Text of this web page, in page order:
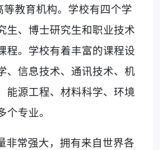
等教育机构。学校有四个学
生、博士研究生和职业技术
程。学校有着丰富的课程设
、信息技术、通讯技术、机
能源工程、材料科学、环境
专业。
非常强大，拥有来自世界各